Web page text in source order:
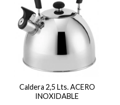
Caldera 2,5 Lts. ACERO
INOXIDABLE